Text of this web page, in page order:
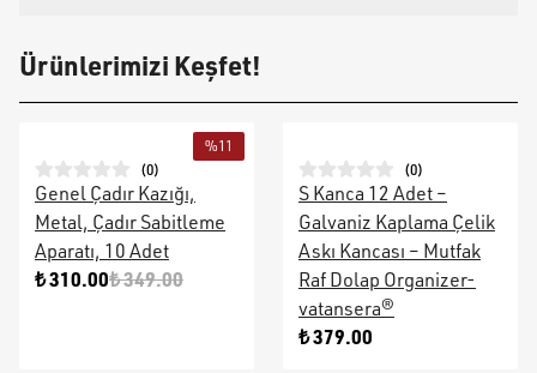
Ürünlerimizi Keşfet!
%11
(0)
Genel Çadır Kazığı,
Metal, Çadır Sabitleme
Aparatı, 10 Adet
₺ 310.00₺ 349.00
(0)
S Kanca 12 Adet –
Galvaniz Kaplama Çelik
Askı Kancası – Mutfak
Raf Dolap Organizer-
vatansera®
₺ 379.00